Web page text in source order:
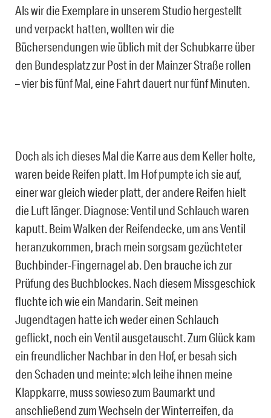
Als wir die Exemplare in unserem Studio hergestellt
und verpackt hatten, wollten wir die
Büchersendungen wie üblich mit der Schubkarre über
den Bundesplatz zur Post in der Mainzer Straße rollen
– vier bis fünf Mal, eine Fahrt dauert nur fünf Minuten.
Doch als ich dieses Mal die Karre aus dem Keller holte,
waren beide Reifen platt. Im Hof pumpte ich sie auf,
einer war gleich wieder platt, der andere Reifen hielt
die Luft länger. Diagnose: Ventil und Schlauch waren
kaputt. Beim Walken der Reifendecke, um ans Ventil
heranzukommen, brach mein sorgsam gezüchteter
Buchbinder-Fingernagel ab. Den brauche ich zur
Prüfung des Buchblockes. Nach diesem Missgeschick
fluchte ich wie ein Mandarin. Seit meinen
Jugendtagen hatte ich weder einen Schlauch
geflickt, noch ein Ventil ausgetauscht. Zum Glück kam
ein freundlicher Nachbar in den Hof, er besah sich
den Schaden und meinte: »Ich leihe ihnen meine
Klappkarre, muss sowieso zum Baumarkt und
anschließend zum Wechseln der Winterreifen, da